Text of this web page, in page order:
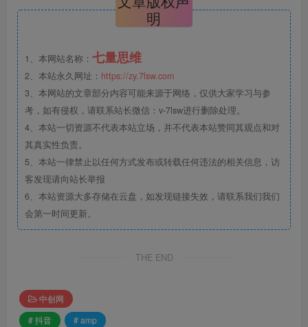
明
1、本网站名称： 七量思维
2、本站永久网址： https://zy.7lsw.com
3、本网站的文章部分内容可能来源于网络，仅供大家学习与参
考，如有侵权，请联系站长微信：v-7lsw进行删除处理。
4、本站一切资源不代表本站立场，并不代表本站赞同其观点和对
其真实性负责。
5、本站一律禁止以任何方式发布或转载任何违法的相关信息，访
客发现请向站长举报
6、本站资源大多存储在云盘，如发现链接失效，请联系我们我们
会第一时间更新。
THE END
中创网
# 抖音
# amp